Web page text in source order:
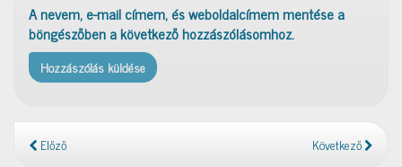
A nevem, e-mail címem, és weboldalcímem mentése a
böngészőben a következő hozzászólásomhoz.
Előző Következő